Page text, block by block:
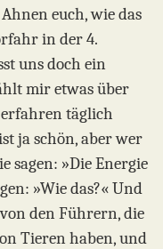
euch, wie das
in der 4.
uns doch ein
mir etwas über
erfahren täglich
ja schön, aber wer
sagen: »Die Energie
»Wie das?« Und
den Führern, die
Tieren haben, und